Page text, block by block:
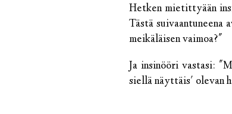
Hetken mietittyään
Tästä
meikäläisen vaimoa?"
Ja insinööri vastasi:
siellä näyttäis' olevan